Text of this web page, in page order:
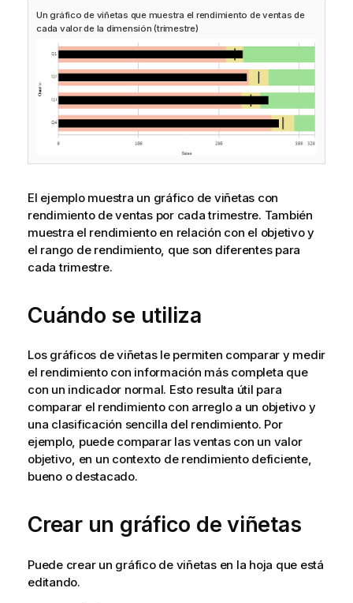
Un gráfico de viñetas que muestra el rendimiento de ventas de
cada valor de la dimensión (trimestre)
El ejemplo muestra un gráfico de viñetas con
rendimiento de ventas por cada trimestre. También
muestra el rendimiento en relación con el objetivo y
el rango de rendimiento, que son diferentes para
cada trimestre.
Cuándo se utiliza
Los gráficos de viñetas le permiten comparar y medir
el rendimiento con información más completa que
con un indicador normal. Esto resulta útil para
comparar el rendimiento con arreglo a un objetivo y
una clasificación sencilla del rendimiento. Por
ejemplo, puede comparar las ventas con un valor
objetivo, en un contexto de rendimiento deficiente,
bueno o destacado.
Crear un gráfico de viñetas
Puede crear un gráfico de viñetas en la hoja que está
editando.